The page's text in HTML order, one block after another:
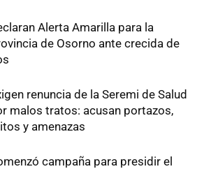
Alerta Amarilla para la
de Osorno ante crecida de
renuncia de la Seremi de Salud
malos tratos: acusan portazos,
y amenazas
campaña para presidir el